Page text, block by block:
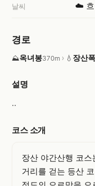
날씨 ☁️ 흐
경로
⛰옥녀봉370m › 💧 장산
설명
..
코스 소개
장산 야간산행 코
거리를 걷는 등산